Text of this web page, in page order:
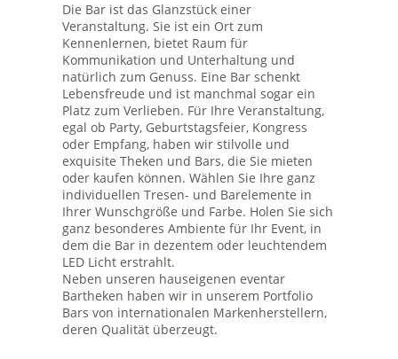
Die Bar ist das Glanzstück einer
Veranstaltung. Sie ist ein Ort zum
Kennenlernen, bietet Raum für
Kommunikation und Unterhaltung und
natürlich zum Genuss. Eine Bar schenkt
Lebensfreude und ist manchmal sogar ein
Platz zum Verlieben. Für Ihre Veranstaltung,
egal ob Party, Geburtstagsfeier, Kongress
oder Empfang, haben wir stilvolle und
exquisite Theken und Bars, die Sie mieten
oder kaufen können. Wählen Sie Ihre ganz
individuellen Tresen- und Barelemente in
Ihrer Wunschgröße und Farbe. Holen Sie sich
ganz besonderes Ambiente für Ihr Event, in
dem die Bar in dezentem oder leuchtendem
LED Licht erstrahlt.
Neben unseren hauseigenen eventar
Bartheken haben wir in unserem Portfolio
Bars von internationalen Markenherstellern,
deren Qualität überzeugt.